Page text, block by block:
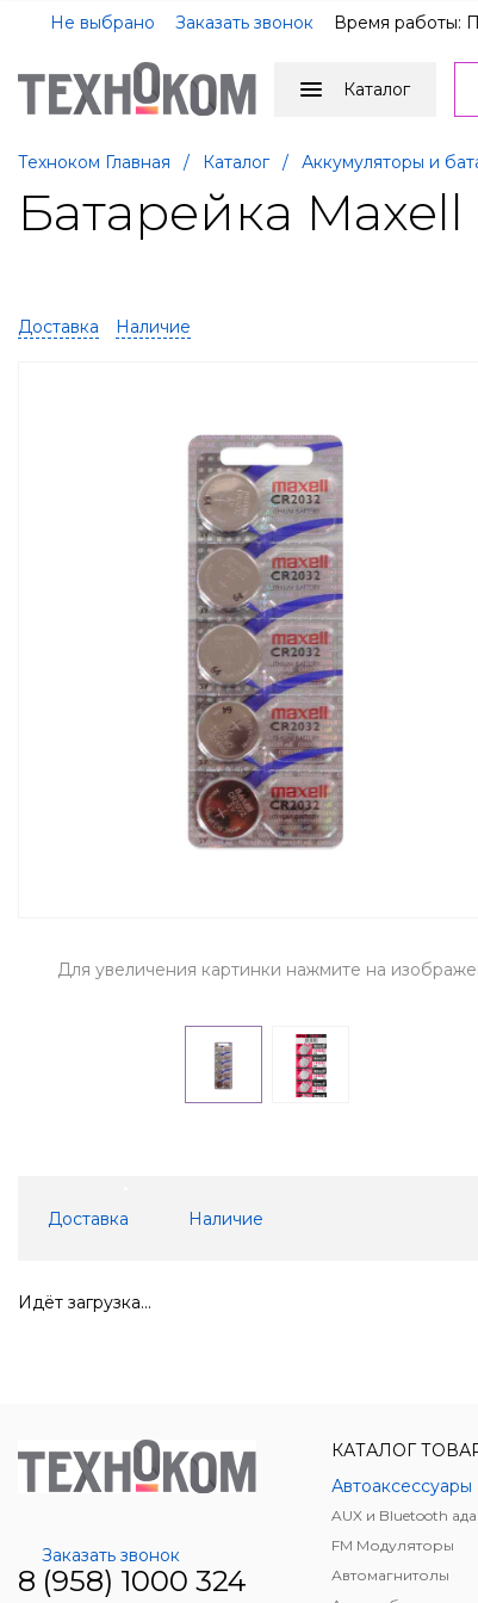
Не выбрано Заказать звонок Время работы:
Каталог
Техноком Главная / Каталог / Аккумуляторы и
Батарейка Maxell
Доставка Наличие
Для увеличения картинки нажмите на
Доставка Наличие
Идёт загрузка...
Заказать звонок
8 (958) 1000 324
КАТАЛОГ
Автоаксессуары
AUX и Bluetooth
FM Модуляторы
Автомагнитолы